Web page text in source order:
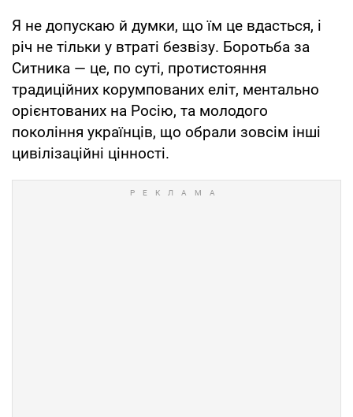
Я не допускаю й думки, що їм це вдасться, і
річ не тільки у втраті безвізу. Боротьба за
Ситника — це, по суті, протистояння
традиційних корумпованих еліт, ментально
орієнтованих на Росію, та молодого
покоління українців, що обрали зовсім інші
цивілізаційні цінності.